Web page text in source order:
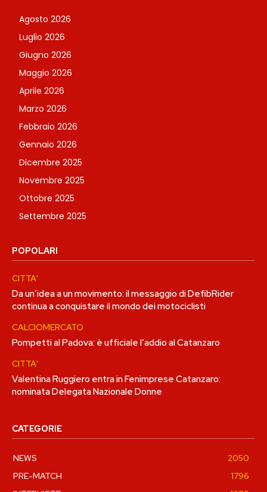
Agosto 2026
Luglio 2026
Giugno 2026
Maggio 2026
Aprile 2026
Marzo 2026
Febbraio 2026
Gennaio 2026
Dicembre 2025
Novembre 2025
Ottobre 2025
Settembre 2025
POPOLARI
CITTA'
Da un’idea a un movimento: il messaggio di DefibRider
continua a conquistare il mondo dei motociclisti
CALCIOMERCATO
Pompetti al Padova: è ufficiale l’addio al Catanzaro
CITTA'
Valentina Ruggiero entra in Fenimprese Catanzaro:
nominata Delegata Nazionale Donne
CATEGORIE
NEWS
2050
PRE-MATCH
1796